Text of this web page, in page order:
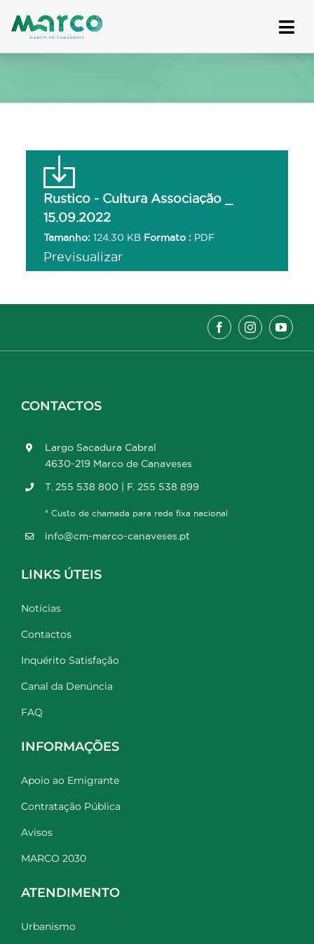
to
Rustico - Cultura Associação _
15.09.2022
Tamanho: 124.30 KB Formato : PDF
Previsualizar
CONTACTOS
Largo Sacadura Cabral
4630-219 Marco de Canaveses
T. 255 538 800 | F. 255 538 899
* Custo de chamada para rede fixa nacional
info@cm-marco-canaveses.pt
LINKS ÚTEIS
Notícias
Contactos
Inquérito Satisfação
Canal da Denúncia
FAQ
INFORMAÇÕES
Apoio ao Emigrante
Contratação Pública
Avisos
MARCO 2030
ATENDIMENTO
Urbanismo